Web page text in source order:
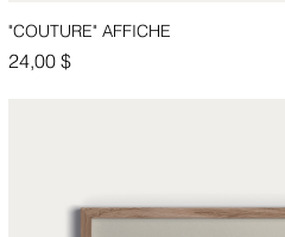
Aperçu rapide
"COUTURE" AFFICHE
Prix
24,00 $